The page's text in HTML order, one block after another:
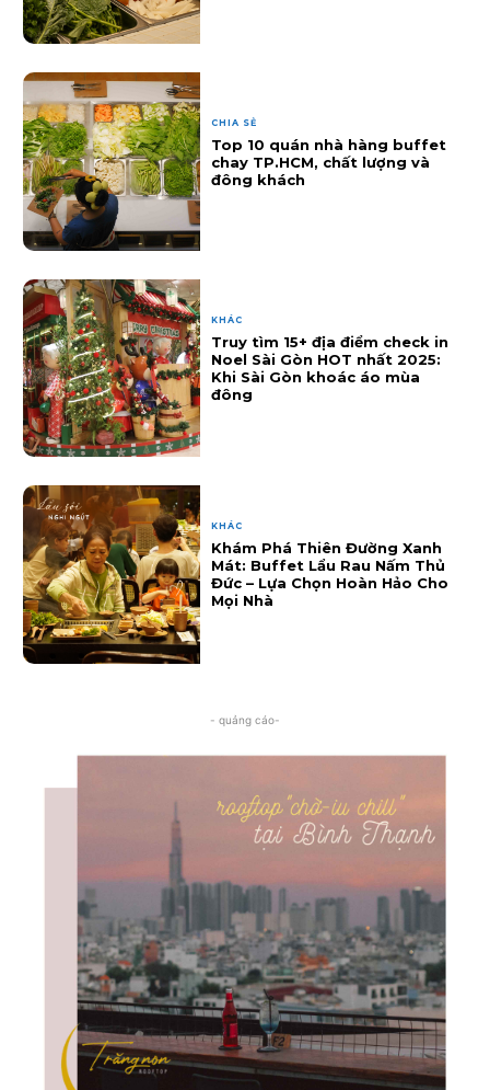
CHIA SẺ
Top 10 quán nhà hàng buffet
chay TP.HCM, chất lượng và
đông khách
KHÁC
Truy tìm 15+ địa điểm check in
Noel Sài Gòn HOT nhất 2025:
Khi Sài Gòn khoác áo mùa
đông
KHÁC
Khám Phá Thiên Đường Xanh
Mát: Buffet Lẩu Rau Nấm Thủ
Đức – Lựa Chọn Hoàn Hảo Cho
Mọi Nhà
- quảng cáo-